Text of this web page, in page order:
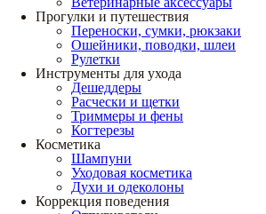
Прогулки и путешествия
Переноски, сумки, рюкзаки
Ошейники, поводки, шлеи
Рулетки
Инструменты для ухода
Дешеддеры
Расчески и щетки
Триммеры и фены
Когтерезы
Косметика
Шампуни
Уходовая косметика
Духи и одеколоны
Коррекция поведения